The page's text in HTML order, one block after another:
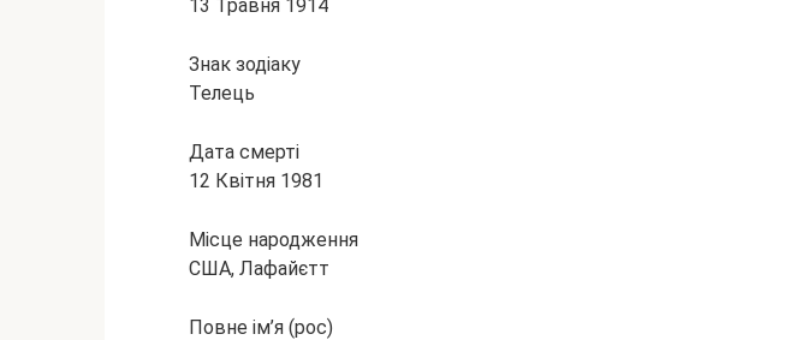
13 Травня 1914
Знак зодіаку
Телець
Дата смерті
12 Квітня 1981
Місце народження
США, Лафайєтт
Повне ім’я (рос)